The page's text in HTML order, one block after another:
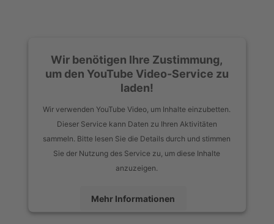
Wir benötigen Ihre Zustimmung,
um den YouTube Video-Service zu
laden!
Wir verwenden YouTube Video, um Inhalte einzubetten.
Dieser Service kann Daten zu Ihren Aktivitäten
sammeln. Bitte lesen Sie die Details durch und stimmen
Sie der Nutzung des Service zu, um diese Inhalte
anzuzeigen.
Mehr Informationen